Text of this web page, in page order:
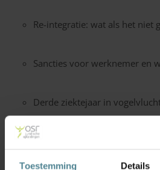
Toestemming Details
Re-integratie: wat als het niet
Sancties voor werknemer en
Derde ziektejaar in
Ziekte en beëindiging.